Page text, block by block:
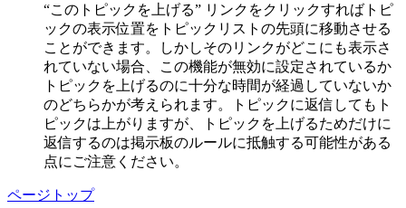
“このトピックを上げる” リンクをクリックすればトピ
ックの表示位置をトピックリストの先頭に移動させる
ことができます。しかしそのリンクがどこにも表示さ
れていない場合、この機能が無効に設定されているか
トピックを上げるのに十分な時間が経過していないか
のどちらかが考えられます。トピックに返信してもト
ピックは上がりますが、トピックを上げるためだけに
返信するのは掲示板のルールに抵触する可能性がある
点にご注意ください。
ページトップ